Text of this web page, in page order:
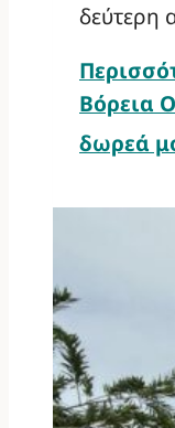
δεύτερη
Βόρεια
δωρεά